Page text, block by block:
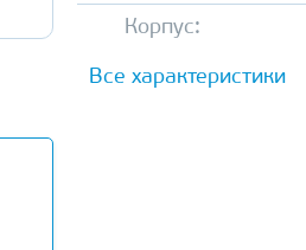
Корпус:
Все характеристики